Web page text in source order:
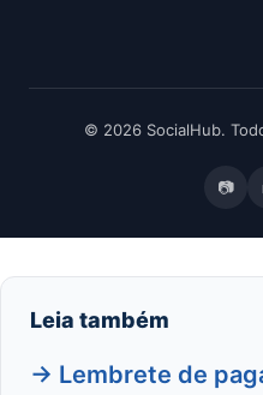
© 2026 SocialHub.
📷
Leia também
→ Lembrete de